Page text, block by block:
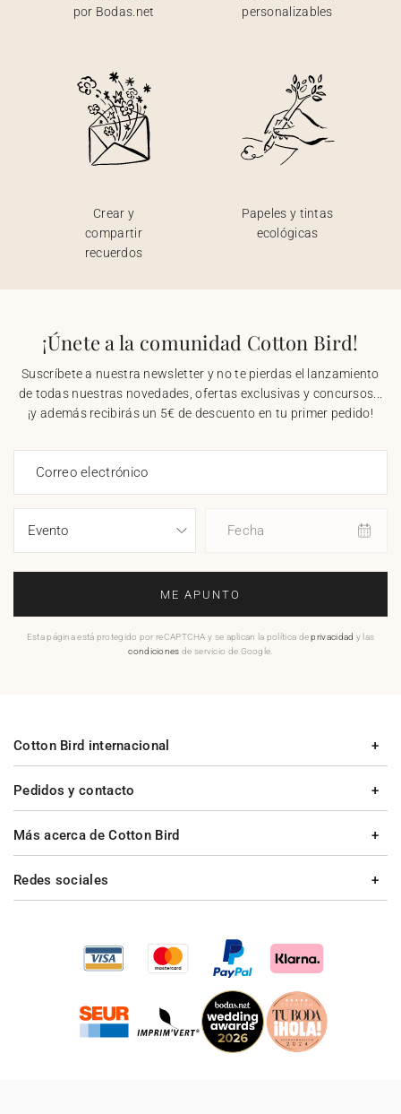
por Bodas.net
personalizables
Crear y
compartir
recuerdos
Papeles y tintas
ecológicas
¡Únete a la comunidad Cotton Bird!
Suscríbete a nuestra newsletter y no te pierdas el lanzamiento
de todas nuestras novedades, ofertas exclusivas y concursos...
¡y además recibirás un 5€ de descuento en tu primer pedido!
Correo electrónico
Fecha
ME APUNTO
Esta página está protegido por reCAPTCHA y se aplican la política deprivacidad y las
condiciones de servicio de Google.
Pedidos y contacto
Más acerca de Cotton Bird
Cotton Bird internacional
Redes sociales